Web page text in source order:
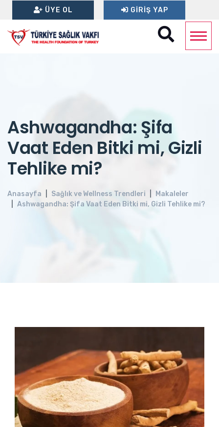
ÜYE OL GIRIŞ YAP
Ashwagandha: Şifa
Vaat Eden Bitki mi, Gizli
Tehlike mi?
Anasayfa Sağlık ve Wellness Trendleri
Makaleler
Ashwagandha: Şifa Vaat Eden Bitki mi, Gizli Tehlike mi?